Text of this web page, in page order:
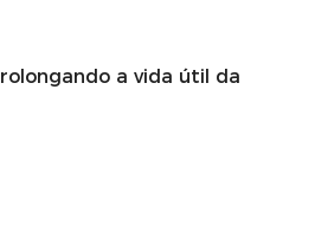
a vida útil da